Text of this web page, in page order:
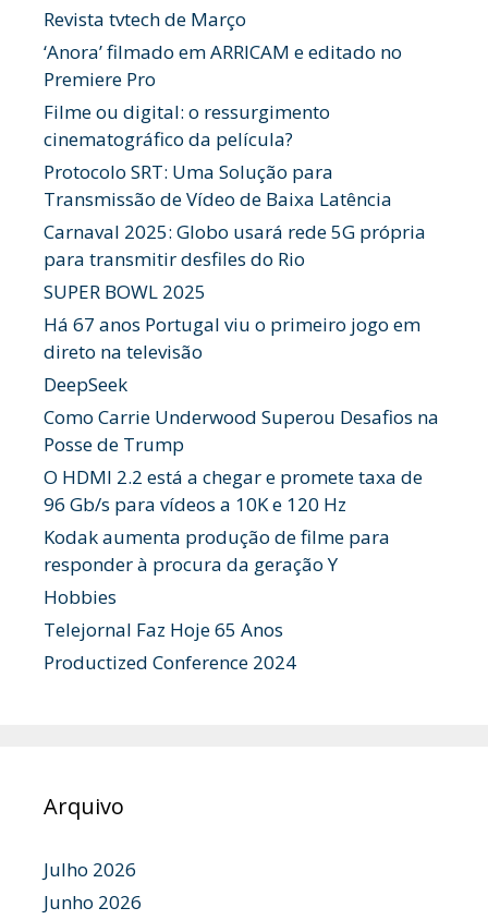
Revista tvtech de Março
‘Anora’ filmado em ARRICAM e editado no
Premiere Pro
Filme ou digital: o ressurgimento
cinematográfico da película?
Protocolo SRT: Uma Solução para
Transmissão de Vídeo de Baixa Latência
Carnaval 2025: Globo usará rede 5G própria
para transmitir desfiles do Rio
SUPER BOWL 2025
Há 67 anos Portugal viu o primeiro jogo em
direto na televisão
DeepSeek
Como Carrie Underwood Superou Desafios na
Posse de Trump
O HDMI 2.2 está a chegar e promete taxa de
96 Gb/s para vídeos a 10K e 120 Hz
Kodak aumenta produção de filme para
responder à procura da geração Y
Hobbies
Telejornal Faz Hoje 65 Anos
Productized Conference 2024
Arquivo
Julho 2026
Junho 2026